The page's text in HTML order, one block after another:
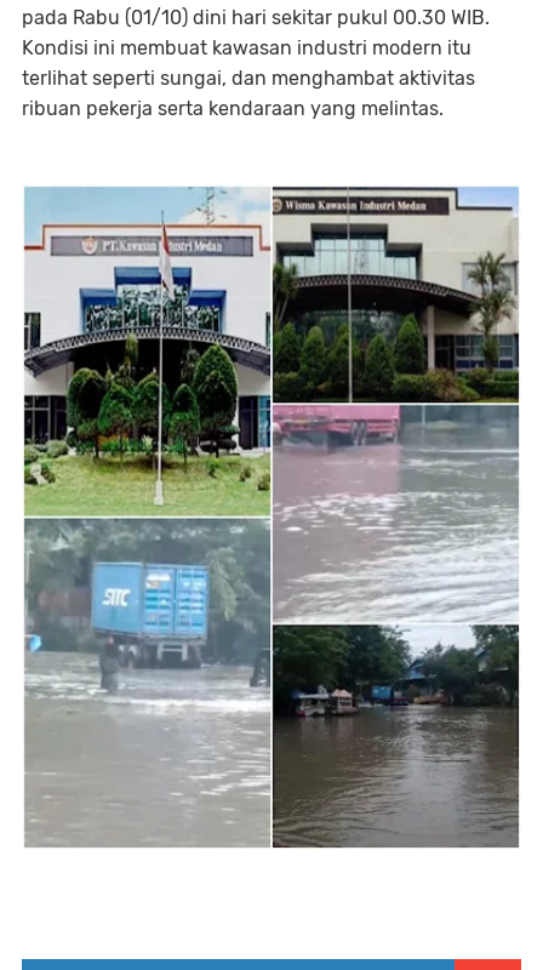
pada Rabu (01/10) dini hari sekitar pukul 00.30 WIB.
Kondisi ini membuat kawasan industri modern itu
terlihat seperti sungai, dan menghambat aktivitas
ribuan pekerja serta kendaraan yang melintas.